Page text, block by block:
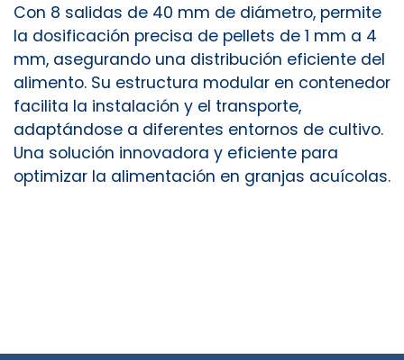
Con 8 salidas de 40 mm de diámetro, permite
la dosificación precisa de pellets de 1 mm a 4
mm, asegurando una distribución eficiente del
alimento. Su estructura modular en contenedor
facilita la instalación y el transporte,
adaptándose a diferentes entornos de cultivo.
Una solución innovadora y eficiente para
optimizar la alimentación en granjas acuícolas.